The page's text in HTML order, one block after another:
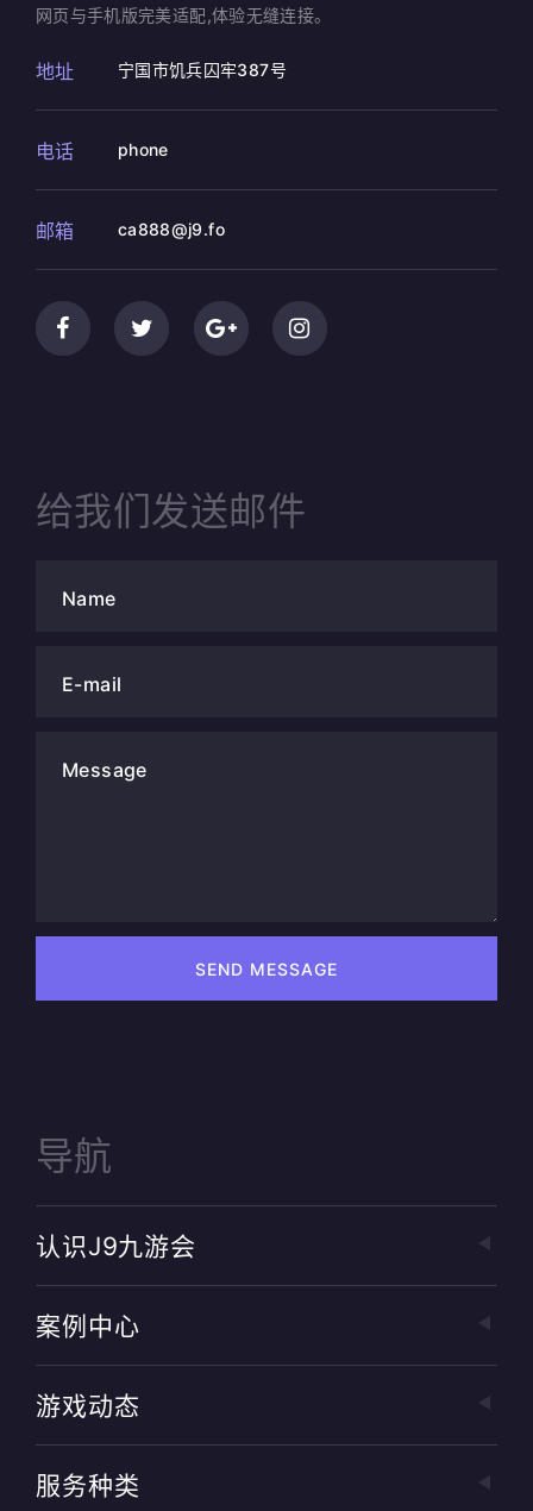
网页与手机版完美适配,体验无缝连接。
地址 宁国市饥兵囚牢387号
电话 phone
邮箱 ca888@j9.fo
给我们发送邮件
Name
E-mail
Message
SEND MESSAGE
导航
认识J9九游会
案例中心
游戏动态
服务种类